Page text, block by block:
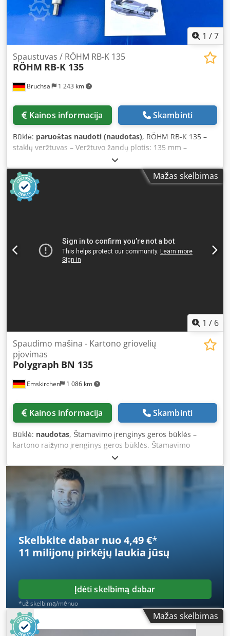
1 /7
Bruchsal 1 243 km
Spaustuvas / RÖHM RB-K 135
RÖHM RB-K 135
Kainos informacija Skambinti
Būklė: paruoštas naudoti (naudotas), RÖHM RB-K 135 –
staklų veržtuvas – Veržtuvo žandų plotis: 135 mm –
Maksimali prispaudimo jėga: 40 kN – Tipas: hidraulinis
staklų veržtuvas – Naudojimo sritis: frezavimo staklės ir
apdirbimo centrai – Prispaudimo sistema: mechaninis
jėgos stipriklis Dcedpfjztc Alex Ah Rjk – Kreiptuvai: grūdinti
ir tiksliai šlifuoti – Konstrukcija: žemo prispaudimo sistema
Mažas skelbimas
1 / 6
Emskirchen 1 086 km
Spaudimo mašina - Kartono griovelių
pjovimas
Polygraph BN 135
Kainos informacija Skambinti
Būklė: naudotas, Štamavimo įrenginys geros būklės –
kartono raižymo įrenginys geros būklės. Štamavimo
įrenginys kartonui – kartono raižymo įrenginys „Polygraph
BN 135“ Serijos numeris: 54306 Darbinis plotis: maks. 1350
mm Dedpjzi A U Hjfx Ah Reck Vaizdo apžiūra internetu per
„WhatsApp“, „MS Zoom“, „Telegram“ Yra sandėlyje,
Emskirchen/Niurnbergas – galima įsigyti iš karto – galima
Skelbkite dabar nuo 4,49 €*
11 milijonų pirkėjų laukia jūsų
Įdėti skelbimą dabar
*už skelbimą/mėnuo
Mažas skelbimas